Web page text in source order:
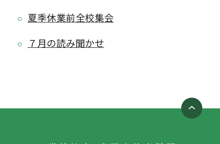
夏季休業前全校集会
７月の読み聞かせ